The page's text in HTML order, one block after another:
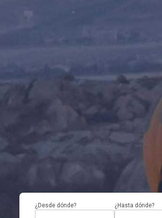
¿Desde dónde? ¿Hasta dónde?